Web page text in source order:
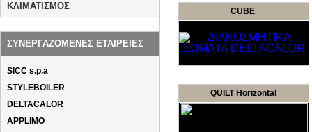
CUBE
QUILT Horizontal
ΚΛΙΜΑΤΙΣΜΟΣ
ΣΥΝΕΡΓΑΖΟΜΕΝΕΣ ΕΤΑΙΡΕΙΕΣ
SICC s.p.a
STYLEBOILER
DELTACALOR
APPLIMO